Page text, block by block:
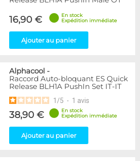
16,90 €
En stock
Expédition immédiate
Ajouter au panier
Alphacool -
Raccord Auto-bloquant ES Quick
Release BLH1A PushIn Set IT-IT
1 /5 - 1 avis
38,90 €
En stock
Expédition immédiate
Ajouter au panier